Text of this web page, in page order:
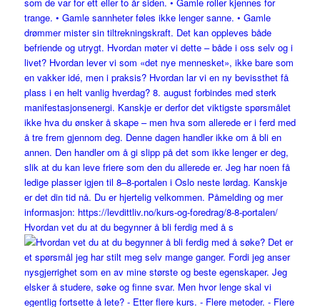
Hvordan vet du at du begynner å bli ferdig med å s